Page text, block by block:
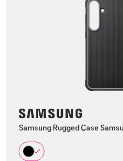
Samsung Rugged Case